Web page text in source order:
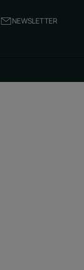
NEWSLETTER